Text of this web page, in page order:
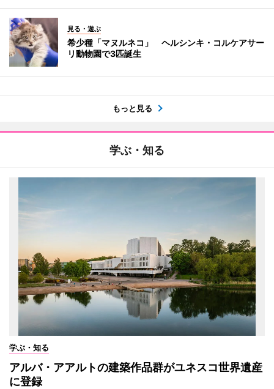
見る・遊ぶ
希少種「マヌルネコ」 ヘルシンキ・コルケアサー
リ動物園で3匹誕生
もっと見る
学ぶ・知る
学ぶ・知る
アルバ・アアルトの建築作品群がユネスコ世界遺産
に登録